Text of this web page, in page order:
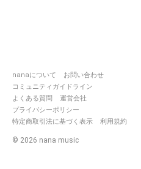
nanaについて
お問い合わせ
コミュニティガイドライン
よくある質問
運営会社
プライバシーポリシー
特定商取引法に基づく表示
利用規約
© 2026 nana music